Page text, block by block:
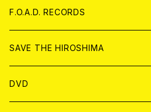
ANALOG
CD
ANALOG
F.O.A.D. RECORDS
CD
ANALOG
SAVE THE HIROSHIMA
アパレル
DVD